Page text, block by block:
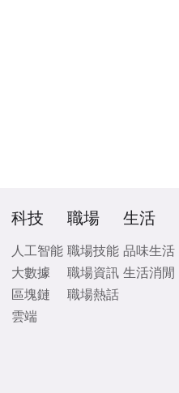
科技
人工智能
大數據
區塊鏈
雲端
職場
職場技能
職場資訊
職場熱話
生活
品味生活
生活消閒